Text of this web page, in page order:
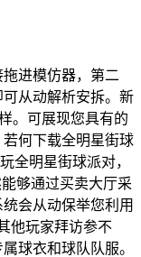
进模仿器，第二
从动解析安拆。新
。可展现您具有的
何下载全明星街球
全明星街球派对，
够通过买卖大厅采
会从动保举您利用
他玩家拜访参不
球衣和球队队服。